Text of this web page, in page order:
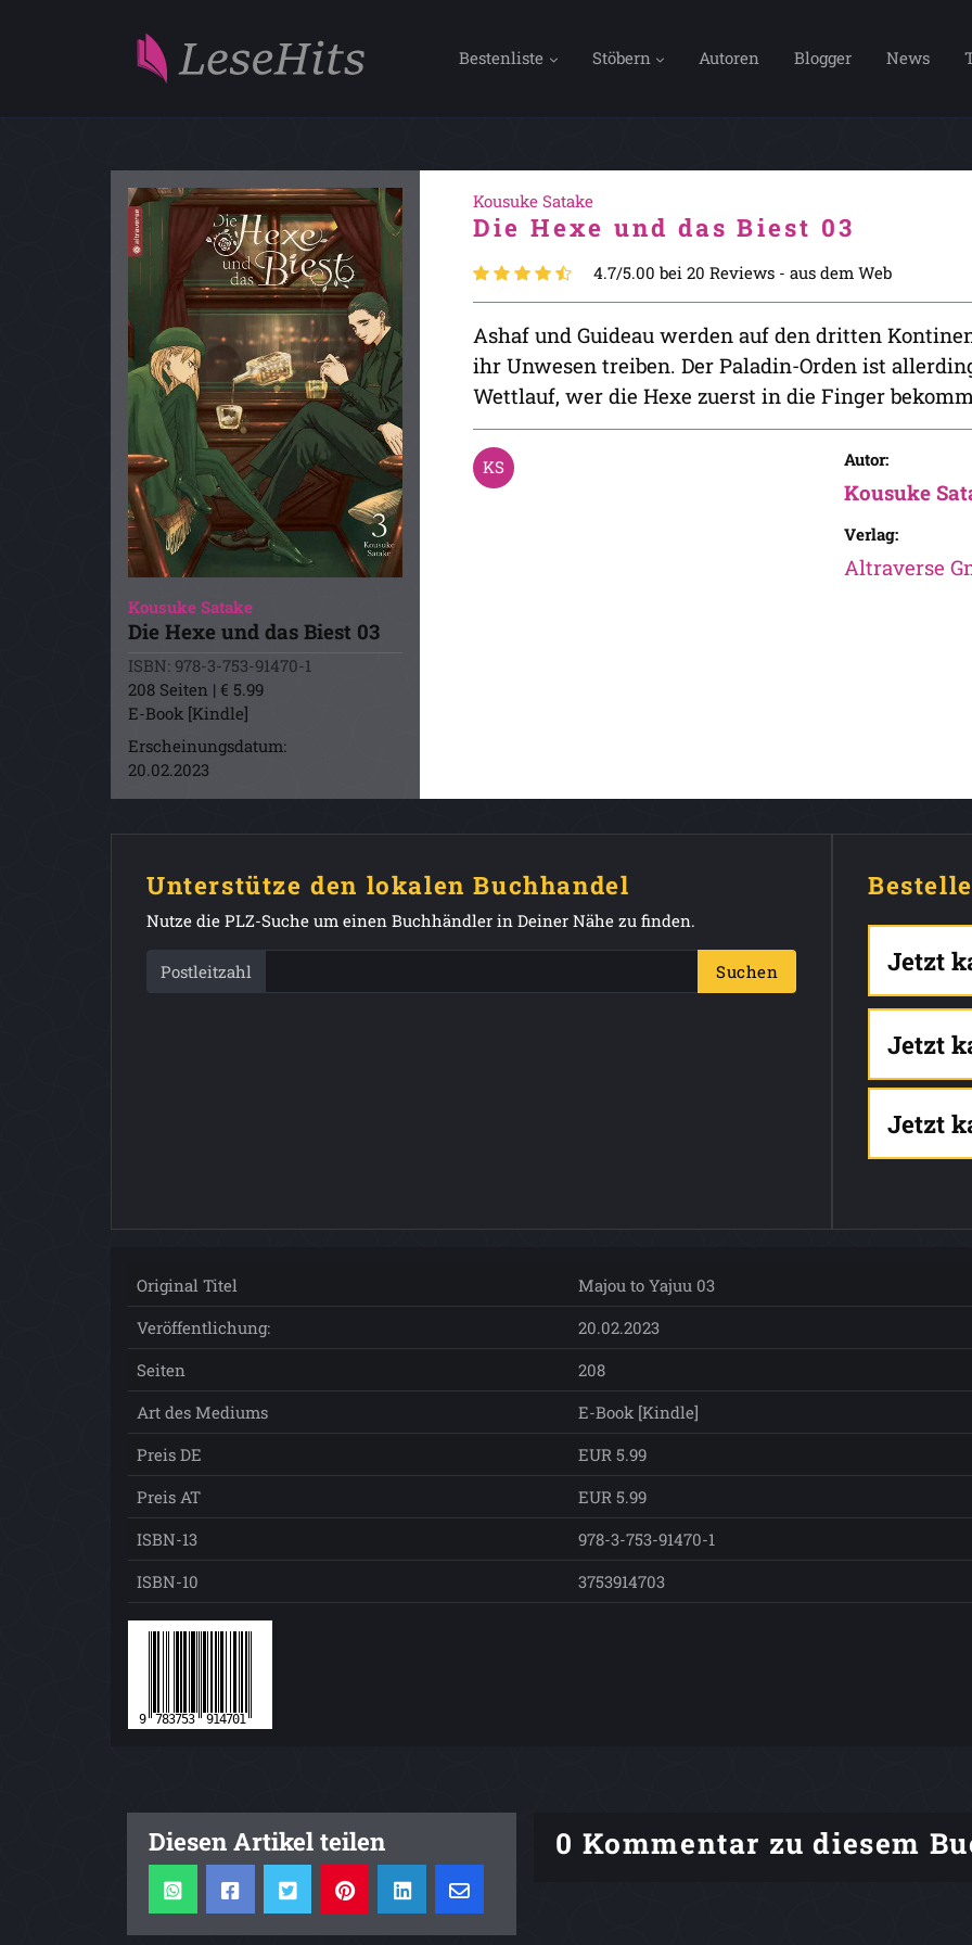
Bestenliste Stöbern Autoren Blogger News
Kousuke Satake
Die Hexe und das Biest 03
ISBN: 978-3-753-91470-1
208 Seiten | € 5.99
E-Book [Kindle]
Erscheinungsdatum:
20.02.2023
Kousuke Satake
Die Hexe und das Biest 03
4.7/5.00 bei 20 Reviews - aus dem Web
Ashaf und Guideau werden auf den dritten
ihr Unwesen treiben. Der Paladin-Orden ist
Wettlauf, wer die Hexe zuerst in die Finger
Autor:
Kousuke
Verlag:
Altraverse
Unterstütze den lokalen Buchhandel
Nutze die PLZ-Suche um einen Buchhändler in Deiner Nähe zu finden.
Postleitzahl Suchen Jetzt
Jetzt
Jetzt
Original Titel
Majou to Yajuu 03
Veröffentlichung:
20.02.2023
Seiten
208
Art des Mediums
E-Book [Kindle]
Preis DE
EUR 5.99
Preis AT
EUR 5.99
ISBN-13
978-3-753-91470-1
ISBN-10
3753914703
Diesen Artikel teilen 0 Kommentar zu diesem